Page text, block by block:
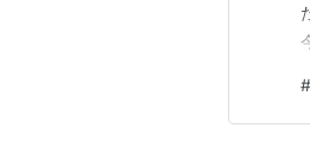
#